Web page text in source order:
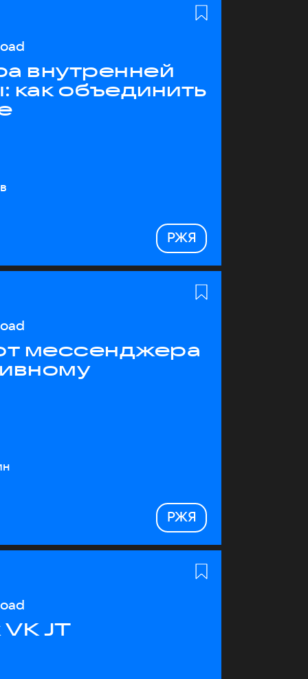
внутренней
как объединить
РЖЯ
мессенджера
РЖЯ
JT